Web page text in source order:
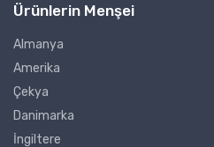
Ürünlerin Menşei
Almanya
Amerika
Çekya
Danimarka
İngiltere